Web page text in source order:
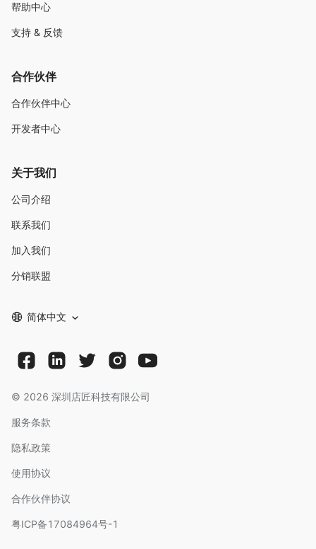
帮助中心
支持 & 反馈
合作伙伴
合作伙伴中心
开发者中心
关于我们
公司介绍
联系我们
加入我们
分销联盟
简体中文
© 2026 深圳店匠科技有限公司
服务条款
隐私政策
使用协议
合作伙伴协议
粤ICP备17084964号-1